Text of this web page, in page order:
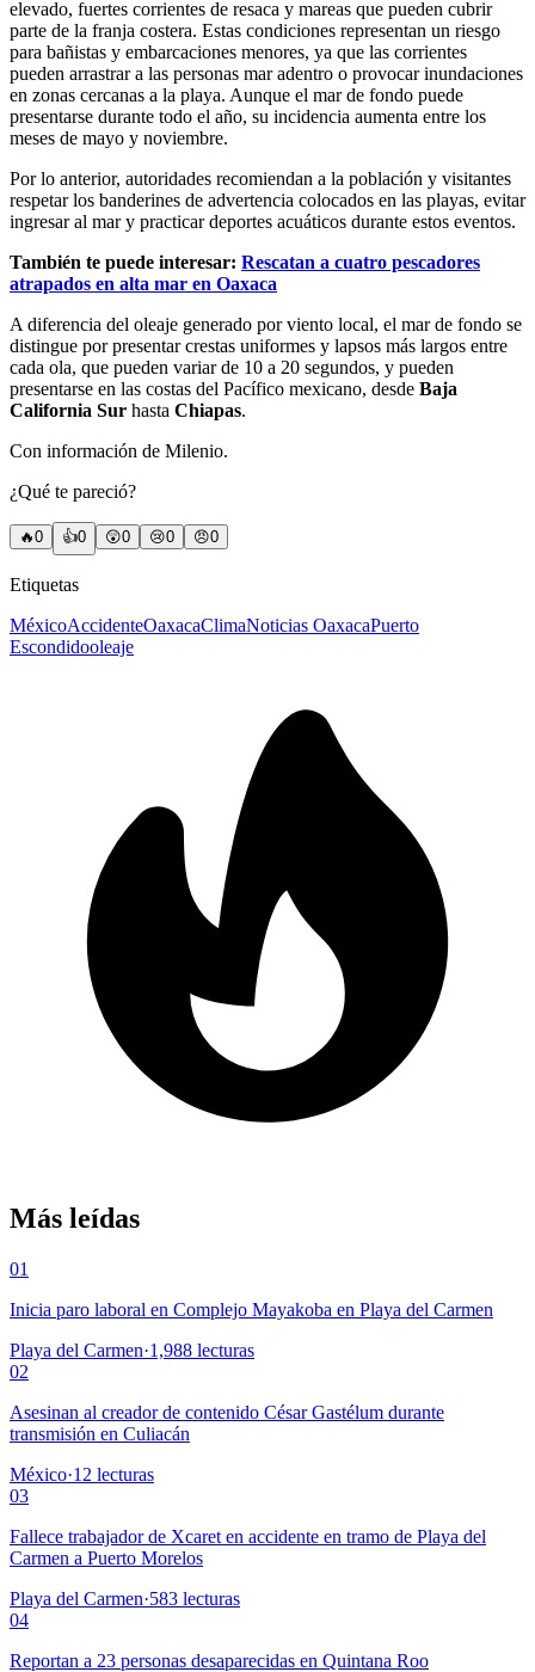
elevado, fuertes corrientes de resaca y mareas que pueden cubrir
parte de la franja costera. Estas condiciones representan un riesgo
para bañistas y embarcaciones menores, ya que las corrientes
pueden arrastrar a las personas mar adentro o provocar inundaciones
en zonas cercanas a la playa. Aunque el mar de fondo puede
presentarse durante todo el año, su incidencia aumenta entre los
meses de mayo y noviembre.
Por lo anterior, autoridades recomiendan a la población y visitantes
respetar los banderines de advertencia colocados en las playas, evitar
ingresar al mar y practicar deportes acuáticos durante estos eventos.
También te puede interesar: Rescatan a cuatro pescadores
atrapados en alta mar en Oaxaca
A diferencia del oleaje generado por viento local, el mar de fondo se
distingue por presentar crestas uniformes y lapsos más largos entre
cada ola, que pueden variar de 10 a 20 segundos, y pueden
presentarse en las costas del Pacífico mexicano, desde Baja
California Sur hasta Chiapas.
Con información de Milenio.
¿Qué te pareció?
🔥0 👍0 😲0 😢0 😠0
Etiquetas
MéxicoAccidenteOaxacaClimaNoticias OaxacaPuerto
Escondidooleaje
Más leídas
01
Inicia paro laboral en Complejo Mayakoba en Playa del Carmen
Playa del Carmen·1,988 lecturas
02
Asesinan al creador de contenido César Gastélum durante
transmisión en Culiacán
México·12 lecturas
03
Fallece trabajador de Xcaret en accidente en tramo de Playa del
Carmen a Puerto Morelos
Playa del Carmen·583 lecturas
04
Reportan a 23 personas desaparecidas en Quintana Roo